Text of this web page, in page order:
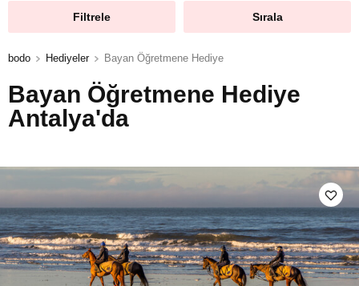
Filtrele Sırala
bodo Hediyeler Bayan Öğretmene Hediye
Bayan Öğretmene Hediye
Antalya'da